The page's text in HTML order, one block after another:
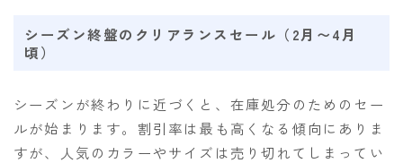
シーズン終盤のクリアランスセール（2月〜4月
頃）
シーズンが終わりに近づくと、在庫処分のためのセー
ルが始まります。割引率は最も高くなる傾向にありま
すが、人気のカラーやサイズは売り切れてしまってい